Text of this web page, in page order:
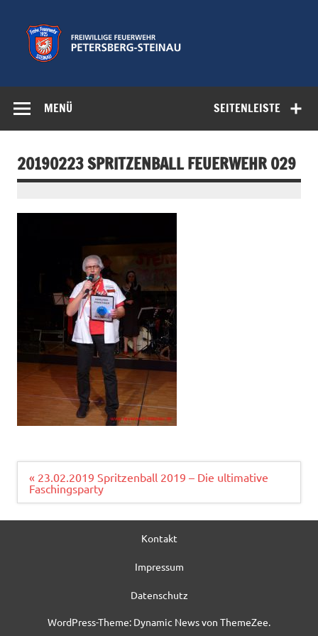
springen
Feuerwehr
Petersberg-
SEITENLEISTE
MENÜ
20190223 SPRITZENBALL FEUERWEHR 029
Beitragsnavigation
« 23.02.2019 Spritzenball 2019 – Die ultimative
Faschingsparty
Kontakt
Impressum
Datenschutz
WordPress-Theme: Dynamic News von ThemeZee.